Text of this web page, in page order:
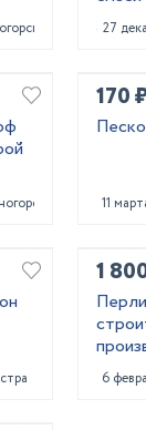
27
170
11
1
марок
6